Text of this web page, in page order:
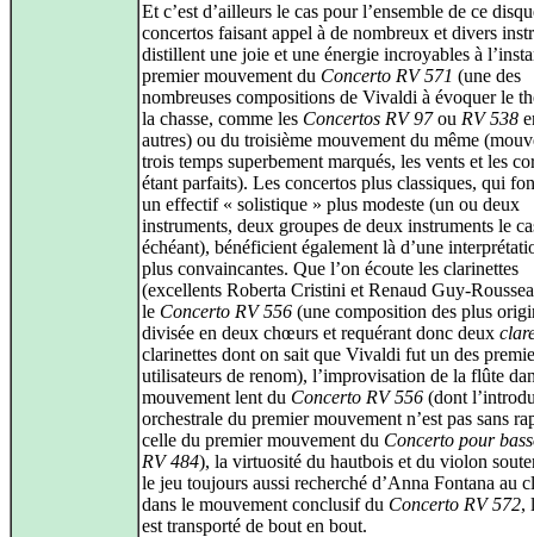
Et c’est d’ailleurs le cas pour l’ensemble de ce
concertos faisant appel à de nombreux et divers
distillent une joie et une énergie incroyables à
premier mouvement du Concerto RV 571 (une des
nombreuses compositions de Vivaldi à évoquer le
la chasse, comme les Concertos RV 97ou RV 538
autres) ou du troisième mouvement du même
trois temps superbement marqués, les vents et les
étant parfaits). Les concertos plus classiques, qui
un effectif « solistique » plus modeste (un ou deux
instruments, deux groupes de deux instruments le
échéant), bénéficient également là d’une
plus convaincantes. Que l’on écoute les clarinettes
(excellents Roberta Cristini et Renaud
le Concerto RV 556 (une composition des plus
divisée en deux chœurs et requérant donc deux
clarinettes dont on sait que Vivaldi fut un des
utilisateurs de renom), l’improvisation de la flûte
mouvement lent du Concerto RV 556 (dont
orchestrale du premier mouvement n’est pas sans
celle du premier mouvement du Concerto pour
RV 484), la virtuosité du hautbois et du violon
le jeu toujours aussi recherché d’Anna Fontana au
dans le mouvement conclusif du Concerto RV 572,
est transporté de bout en bout.